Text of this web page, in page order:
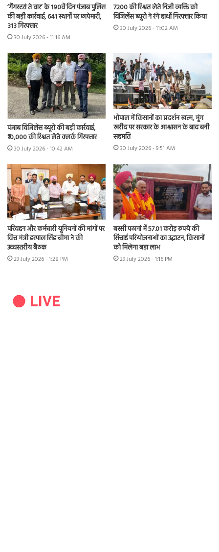
‘गैंगस्टरां ते वार’ के 190वें दिन पंजाब पुलिस
की बड़ी कार्रवाई, 641 स्थानों पर छापेमारी,
313 गिरफ्तार
30 July 2026 - 11:16 AM
7200 की रिश्वत लेते निजी व्यक्ति को
विजिलेंस ब्यूरो ने रंगे हाथों गिरफ्तार किया
30 July 2026 - 11:02 AM
पंजाब विजिलेंस ब्यूरो की बड़ी कार्रवाई,
₹10,000 की रिश्वत लेते क्लर्क गिरफ्तार
30 July 2026 - 10:42 AM
भोपाल में किसानों का प्रदर्शन खत्म, मूंग
खरीद पर सरकार के आश्वासन के बाद बनी
सहमति
30 July 2026 - 9:51 AM
परिवहन और कर्मचारी यूनियनों की मांगों पर
वित्त मंत्री हरपाल सिंह चीमा ने की
उच्चस्तरीय बैठक
29 July 2026 - 1:28 PM
बस्सी पठानां में 57.01 करोड़ रुपये की
सिंचाई परियोजनाओं का उद्घाटन, किसानों
को मिलेगा बड़ा लाभ
29 July 2026 - 1:16 PM